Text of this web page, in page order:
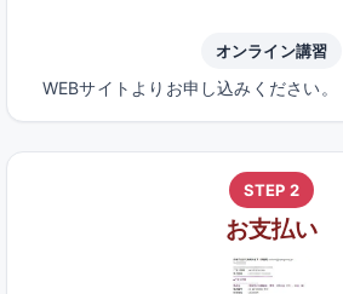
オンライン講習
WEBサイトよりお申し込みください。
STEP 2
お支払い